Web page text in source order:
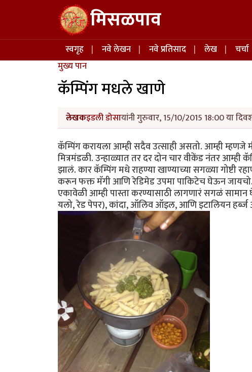
Skip to main content मिसळपाव
Main navigation
स्वगृह नवे लेखन नवे प्रतिसाद लेख चर्चा
मुख्य पान
कॅम्पिंग मधले खाणे
लेखकइडली डोसायांनी गुरुवार, 15/10/2015 18:00 या
कॅम्पिंग करायला आम्ही सदैव उत्साही असतो. आम्ही
मित्रमंडळी. उन्हाळ्यात तर दर दोन चार वीकेंड नंतर आम्ही
झालं. कार कॅम्पिंग मधे राहण्या खाण्याच्या सगळ्या गोष्टी
करून फक्त मॅगी आणि रेडिमेड उपमा पाकिटेच घेऊन जायचो.
एकावेळी आम्ही पास्ता करण्यासाठी लागणारं सगळं सामान
यलो, रेड पेपर), कांदा, ऑलिव ऑइल, आणि इटालियन हर्ब्ज